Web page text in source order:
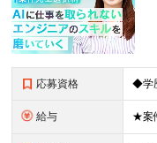
応募資格
給与